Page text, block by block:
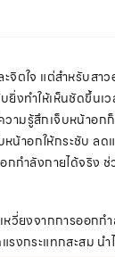
ใจ แต่สำหรับส
งทำให้เห็นชัดขึ้
รู้สึกเจ็บหน้าอกก็
อกให้กระชับ ลด
ำลังกายได้จริง
ยงจากการออก
งกระแทกสะสม น